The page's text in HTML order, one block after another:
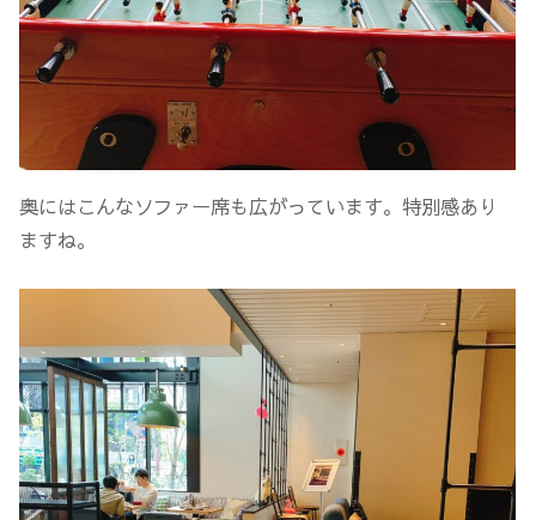
奥にはこんなソファー席も広がっています。特別感あり
ますね。